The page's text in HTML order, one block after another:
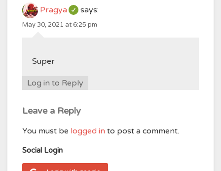
Pragya says:
May 30, 2021 at 6:25 pm
Super
Log in to Reply
Leave a Reply
You must be logged in to post a comment.
Social Login